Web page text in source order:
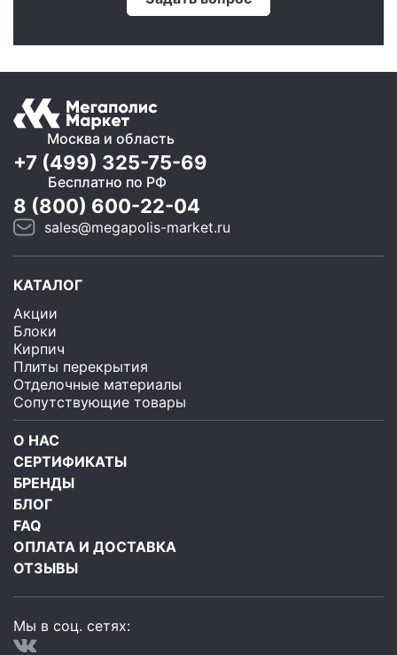
Москва и область
+7 (499) 325-75-69
Бесплатно по РФ
8 (800) 600-22-04
sales@megapolis-market.ru
КАТАЛОГ
Акции
Блоки
Кирпич
Плиты перекрытия
Отделочные материалы
Сопутствующие товары
О НАС
СЕРТИФИКАТЫ
БРЕНДЫ
БЛОГ
FAQ
ОПЛАТА И ДОСТАВКА
ОТЗЫВЫ
Мы в соц. сетях: